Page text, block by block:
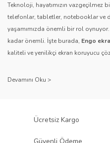
Teknoloji, hayatımızın vazgeçilmez
telefonlar, tabletler, notebooklar ve
yaşamımızda önemli bir rol
kadar önemli. İşte burada, Engo
kaliteli ve yenilikçi ekran koruyucu
sağlıyor.
Engo ekran koruyucuları
, uzun
ürününü titiz bir kalite kontrol
Ücretsiz Kargo
Güvenli Ödeme